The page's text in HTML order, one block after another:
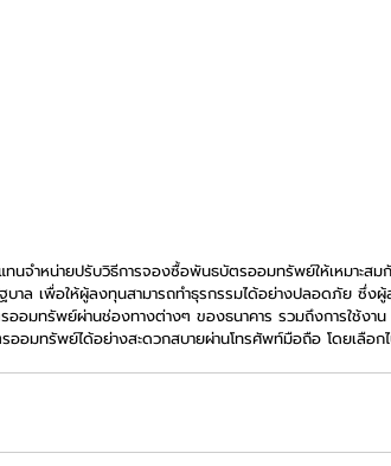
นจำหน่ายปรับวิธีการจองซื้อพันธบัตรออมทรัพย์ให้เหมาะส
บาล เพื่อให้ผู้ลงทุนสามารถทำธุรกรรมได้อย่างปลอดภัย ซึ่ง
ออมทรัพย์ผ่านช่องทางต่างๆ ของธนาคาร รวมถึงการใช้ง
ออมทรัพย์ได้อย่างสะดวกสบายผ่านโทรศัพท์มือถือ โดยเลือก